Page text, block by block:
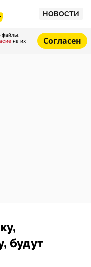
НОВОСТИ
файлы.
на их
Согласен
будут